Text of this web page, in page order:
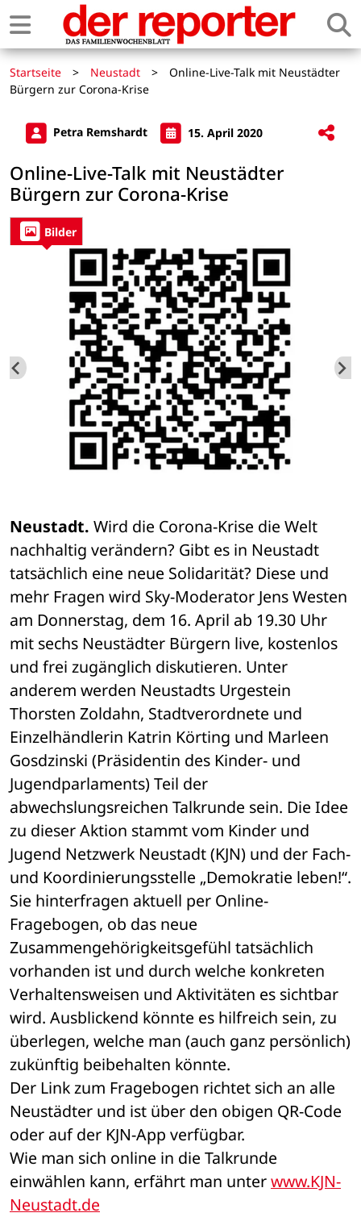
Startseite > Neustadt >
Online-Live-Talk mit Neustädter
Bürgern zur Corona-Krise
Petra Remshardt 15. April 2020
Online-Live-Talk mit Neustädter
Bürgern zur Corona-Krise
Bilder
Neustadt. Wird die Corona-Krise die Welt
nachhaltig verändern? Gibt es in Neustadt
tatsächlich eine neue Solidarität? Diese und
mehr Fragen wird Sky-Moderator Jens Westen
am Donnerstag, dem 16. April ab 19.30 Uhr
mit sechs Neustädter Bürgern live, kostenlos
und frei zugänglich diskutieren. Unter
anderem werden Neustadts Urgestein
Thorsten Zoldahn, Stadtverordnete und
Einzelhändlerin Katrin Körting und Marleen
Gosdzinski (Präsidentin des Kinder- und
Jugendparlaments) Teil der
abwechslungsreichen Talkrunde sein. Die Idee
zu dieser Aktion stammt vom Kinder und
Jugend Netzwerk Neustadt (KJN) und der Fach-
und Koordinierungsstelle „Demokratie leben!“.
Sie hinterfragen aktuell per Online-
Fragebogen, ob das neue
Zusammengehörigkeitsgefühl tatsächlich
vorhanden ist und durch welche konkreten
Verhaltensweisen und Aktivitäten es sichtbar
wird. Ausblickend könnte es hilfreich sein, zu
überlegen, welche man (auch ganz persönlich)
zukünftig beibehalten könnte.
Der Link zum Fragebogen richtet sich an alle
Neustädter und ist über den obigen QR-Code
oder auf der KJN-App verfügbar.
Wie man sich online in die Talkrunde
einwählen kann, erfährt man unter www.KJN-
Neustadt.de